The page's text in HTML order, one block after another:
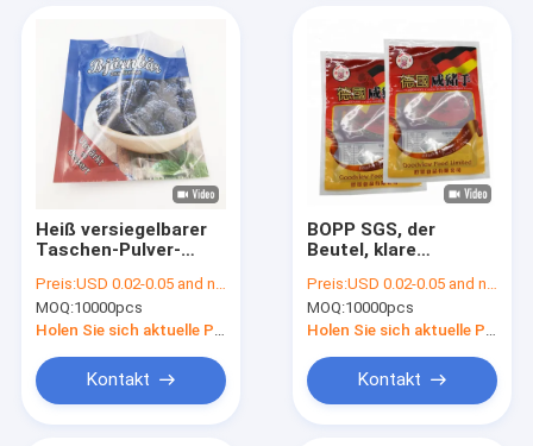
Produkte
Über uns
Fabrik-Ausflug
Nachrichten
Fordern Sie ein Zitat
Heiß versiegelbarer
Taschen-Pulver-
CMYK
vakuumverpackender
Preis:USD 0.02-0.05 and negotiation
MOQ:10000pcs
Holen Sie sich aktuelle Preis
Kontakt
BOPP SGS, der
Beutel, klare
Plastiktaschen
vakuumverpackt
Preis:USD 0.02-0.05 and negotiation
MOQ:10000pcs
Holen Sie sich aktuelle Preis
Kontakt